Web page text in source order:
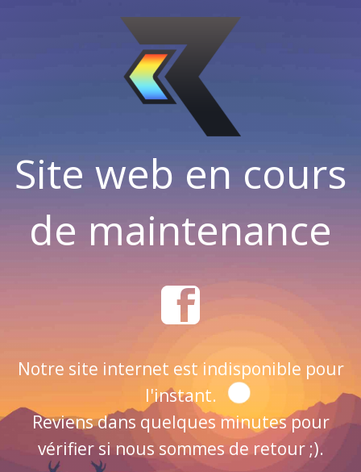
Site web en cours
de maintenance
Notre site internet est indisponible pour
l'instant.
Reviens dans quelques minutes pour
vérifier si nous sommes de retour ;).